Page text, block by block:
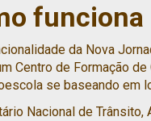
funciona
da Nova
Centro de Formação
se baseando em
Nacional de Trânsito,